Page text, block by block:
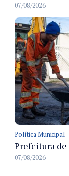
07/08/2026
Política Municipal
07/08/2026